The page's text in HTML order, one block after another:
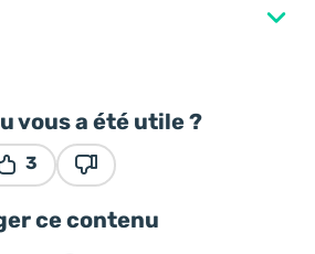
vous a été utile ?
3
ce contenu